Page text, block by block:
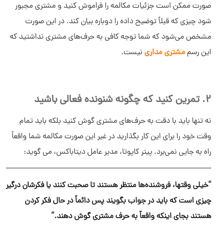
صورت ممکن است جزئیات مکالمه را فراموش کنید و مشتری مجبور
شود چیزی که قبلاً توضیح داده را دوباره بیان کند. در این صورت
مشخص می‌شود که شما توجه کافی به حرف‌های مشتری نداشتید که
این رسممشتری مداری نیست.
2. تمرین کنید که چگونه شنونده فعالی باشید
نه تنها باید با دقت به حرف‌های مشتری گوش کنید بلکه باید تمام
وقت خود را برای این کار بگذارید در غیر این صورت مکالمه شما واقعاً
راه به جایی نمی‌برد. پیتر کاپوتا، مدیر عامل دیتاباکس، می گوید:
“خیلی وقتها، فروشنده‌ها منتظر هستند تا صحبت کنند یا فکرشان درگیر
چیزی است که باید در جواب بگویند پس دائماً در حال فکر کردن
هستند بجای اینکه واقعاً به حرف مشتری گوش دهند.”